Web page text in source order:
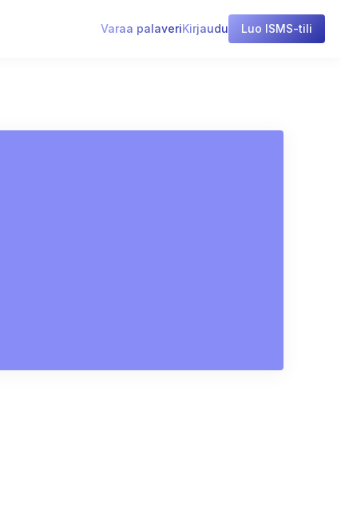
Varaa palaveriKirjaudu Luo ISMS-tili